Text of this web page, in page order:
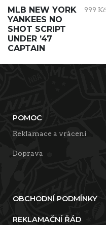
MLB NEW YORK
YANKEES NO
SHOT SCRIPT
UNDER ’47
CAPTAIN
999 Kč
POMOC
Reklamace a vrácení
Doprava
OBCHODNÍ PODMÍNKY
REKLAMAČNÍ ŘÁD